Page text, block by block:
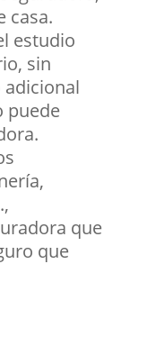
casa.
estudio
sin
puede
que
que